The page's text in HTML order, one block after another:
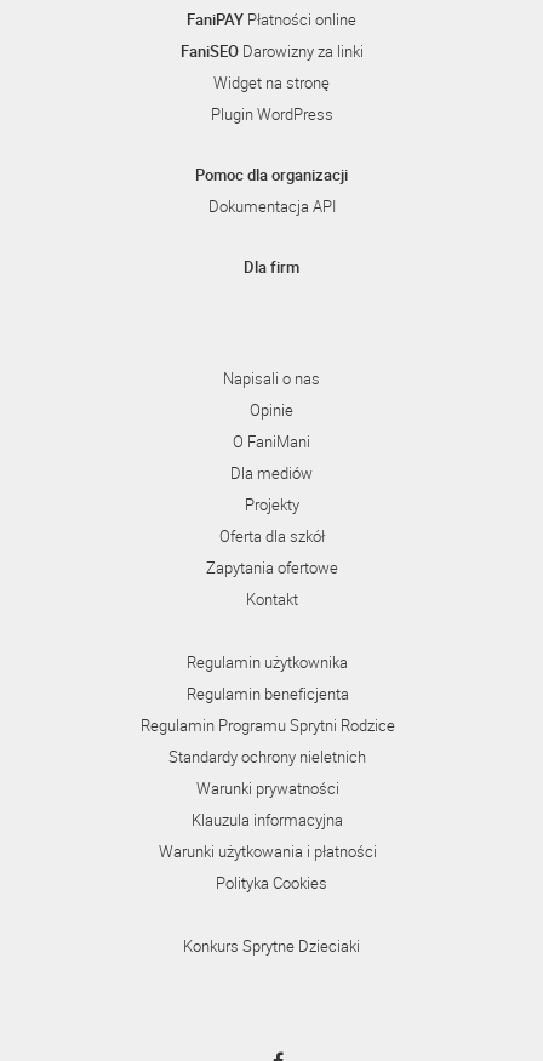
FaniPAY Płatności online
FaniSEODarowizny za linki
Widget na stronę
Plugin WordPress
Pomoc dla organizacji
Dokumentacja API
Dla firm
Napisali o nas
Opinie
O FaniMani
Dla mediów
Projekty
Oferta dla szkół
Zapytania ofertowe
Kontakt
Regulamin użytkownika
Regulamin beneficjenta
Regulamin Programu Sprytni Rodzice
Standardy ochrony nieletnich
Warunki prywatności
Klauzula informacyjna
Warunki użytkowania i płatności
Polityka Cookies
Konkurs Sprytne Dzieciaki